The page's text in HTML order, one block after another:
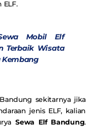
Mobil Elf
Terbaik Wisata
Kembang
sekitarnya jika
jenis ELF, kalian
Sewa Elf Bandung.